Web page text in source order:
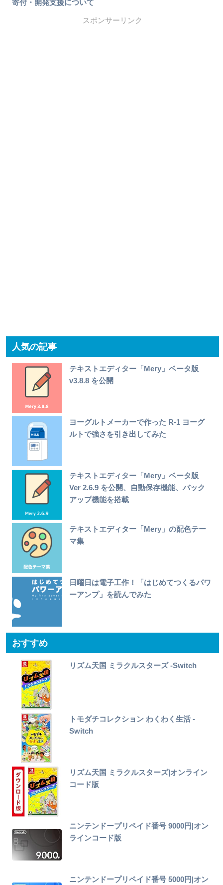
寄付・開発支援について
スポンサーリンク
人気の記事
テキストエディター「Mery」ベータ版
v3.8.8 を公開
ヨーグルトメーカーで作った R-1 ヨーグ
ルトで強さを引き出してみた
テキストエディター「Mery」ベータ版
Ver 2.6.9 を公開、自動保存機能、バック
アップ機能を搭載
テキストエディター「Mery」の配色テー
マ集
日曜日は電子工作！「はじめてつくるパワ
ーアンプ」を読んでみた
おすすめ
リズム天国 ミラクルスターズ -Switch
トモダチコレクション わくわく生活 -
Switch
リズム天国 ミラクルスターズ|オンライン
コード版
ニンテンドープリペイド番号 9000円|オン
ラインコード版
ニンテンドープリペイド番号 5000円|オン